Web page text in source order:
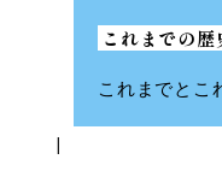
これまでの
これまでとこ